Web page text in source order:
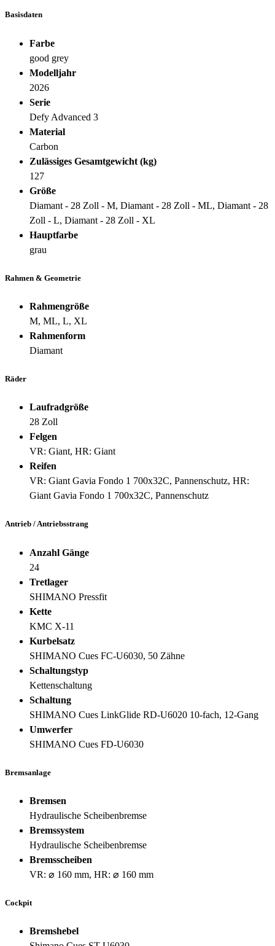
Basisdaten
Farbe
good grey
Modelljahr
2026
Serie
Defy Advanced 3
Material
Carbon
Zulässiges Gesamtgewicht (kg)
127
Größe
Diamant - 28 Zoll - M, Diamant - 28 Zoll - ML, Diamant - 28
Zoll - L, Diamant - 28 Zoll - XL
Hauptfarbe
grau
Rahmen & Geometrie
Rahmengröße
M, ML, L, XL
Rahmenform
Diamant
Räder
Laufradgröße
28 Zoll
Felgen
VR: Giant, HR: Giant
Reifen
VR: Giant Gavia Fondo 1 700x32C, Pannenschutz, HR:
Giant Gavia Fondo 1 700x32C, Pannenschutz
Antrieb / Antriebsstrang
Anzahl Gänge
24
Tretlager
SHIMANO Pressfit
Kette
KMC X-11
Kurbelsatz
SHIMANO Cues FC-U6030, 50 Zähne
Schaltungstyp
Kettenschaltung
Schaltung
SHIMANO Cues LinkGlide RD-U6020 10-fach, 12-Gang
Umwerfer
SHIMANO Cues FD-U6030
Bremsanlage
Bremsen
Hydraulische Scheibenbremse
Bremssystem
Hydraulische Scheibenbremse
Bremsscheiben
VR: ⌀ 160 mm, HR: ⌀ 160 mm
Cockpit
Bremshebel